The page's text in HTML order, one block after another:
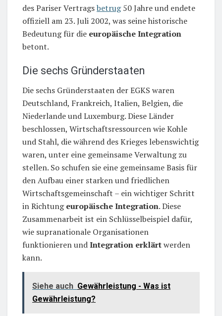
des Pariser Vertragsbetrug50 Jahre und endete
offiziell am 23. Juli 2002, was seine historische
Bedeutung für die europäische Integration
betont.
Die sechs Gründerstaaten
Die sechs Gründerstaaten der EGKS waren
Deutschland, Frankreich, Italien, Belgien, die
Niederlande und Luxemburg. Diese Länder
beschlossen, Wirtschaftsressourcen wie Kohle
und Stahl, die während des Krieges lebenswichtig
waren, unter eine gemeinsame Verwaltung zu
stellen. So schufen sie eine gemeinsame Basis für
den Aufbau einer starken und friedlichen
Wirtschaftsgemeinschaft – ein wichtiger Schritt
in Richtungeuropäische Integration. Diese
Zusammenarbeit ist ein Schlüsselbeispiel dafür,
wie supranationale Organisationen
funktionieren undIntegration erklärtwerden
kann.
Siehe auch Gewährleistung - Was ist
Gewährleistung?